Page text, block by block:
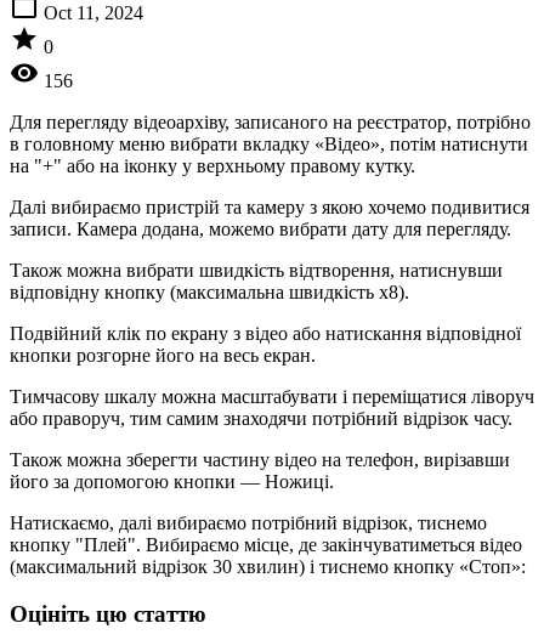
Oct 11, 2024
star 0
visibility 156
Для перегляду відеоархіву, записаного на реєстратор, потрібно
в головному меню вибрати вкладку «Відео», потім натиснути
на "+" або на іконку у верхньому правому кутку.
Далі вибираємо пристрій та камеру з якою хочемо подивитися
записи. Камера додана, можемо вибрати дату для перегляду.
Також можна вибрати швидкість відтворення, натиснувши
відповідну кнопку (максимальна швидкість х8).
Подвійний клік по екрану з відео або натискання відповідної
кнопки розгорне його на весь екран.
Тимчасову шкалу можна масштабувати і переміщатися ліворуч
або праворуч, тим самим знаходячи потрібний відрізок часу.
Також можна зберегти частину відео на телефон, вирізавши
його за допомогою кнопки — Ножиці.
Натискаємо, далі вибираємо потрібний відрізок, тиснемо
кнопку "Плей". Вибираємо місце, де закінчуватиметься відео
(максимальний відрізок 30 хвилин) і тиснемо кнопку «Стоп»:
Оцініть цю статтю